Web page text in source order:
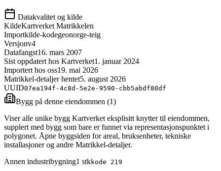
Datakvalitet og kilde
KildeKartverket Matrikkelen
Importkilde-kodegeonorge-teig
Versjonv4
Datafangst16. mars 2007
Sist oppdatert hos Kartverket1. januar 2024
Importert hos oss19. mai 2026
Matrikkel-detaljer hentet5. august 2026
UUID07ea194f-4c8d-5e2e-9590-cbb5abdf80df
Bygg på denne eiendommen (1)
Viser alle unike bygg Kartverket eksplisitt knytter til eiendommen,
supplert med bygg som bare er funnet via representasjonspunktet i
polygonet. Åpne byggsiden for areal, bruksenheter, tekniske
installasjoner og andre Matrikkel-detaljer.
Annen industribygning1 stkkode 219